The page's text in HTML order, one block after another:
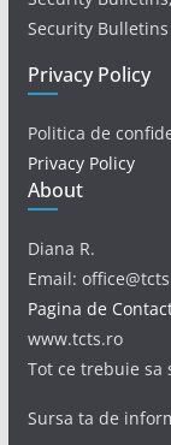
Security Bulletins
Privacy Policy
Politica de
Privacy Policy
About
Diana R.
Email:
Pagina de
www.tcts.ro
Tot ce trebuie sa
Sursa ta de